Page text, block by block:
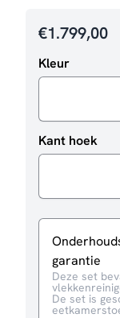
€1.799,00
Kleur
Kant hoek
garantie
Deze set
De set is